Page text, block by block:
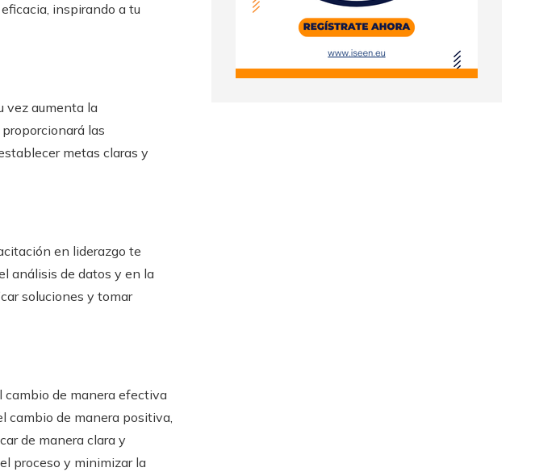
inspirando a tu
vez aumenta la
las
metas claras y
en liderazgo te
análisis de datos y en la
soluciones y tomar
cambio de manera efectiva
cambio de manera positiva,
de manera clara y
proceso y minimizar la